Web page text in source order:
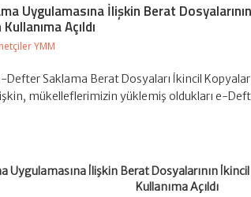
Uygulamasına İlişkin Berat
Açıldı
YMM
Defter Saklama Berat Dosyaları İkincil
mükelleflerimizin yüklemiş oldukları e-
Uygulamasına İlişkin Berat Dosyalarının
Kullanıma Açıldı